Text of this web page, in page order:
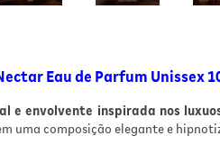
Eau de Parfum Unissex
e envolvente inspirada nos
uma composição elegante e